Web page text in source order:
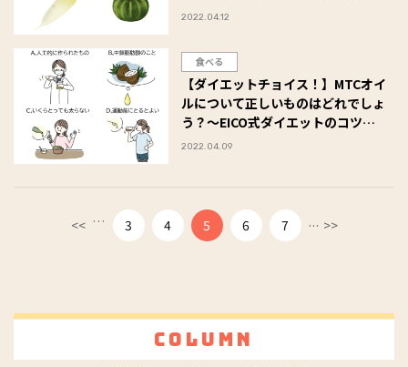
(151)～
2022.04.12
食べる
【ダイエットチョイス！】MTCオイ
ルについて正しいものはどれでしょ
う？～EICO式ダイエットのコツ
(150)～
2022.04.09
<< … 3 4 5 6 7 ... >>
Column